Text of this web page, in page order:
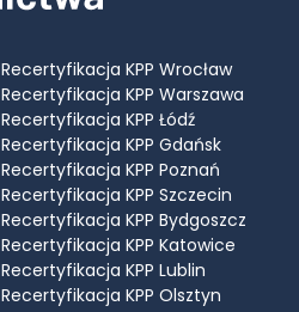
Recertyfikacja KPP Wrocław
Recertyfikacja KPP Warszawa
Recertyfikacja KPP Łódź
Recertyfikacja KPP Gdańsk
Recertyfikacja KPP Poznań
Recertyfikacja KPP Szczecin
Recertyfikacja KPP Bydgoszcz
Recertyfikacja KPP Katowice
Recertyfikacja KPP Lublin
Recertyfikacja KPP Olsztyn